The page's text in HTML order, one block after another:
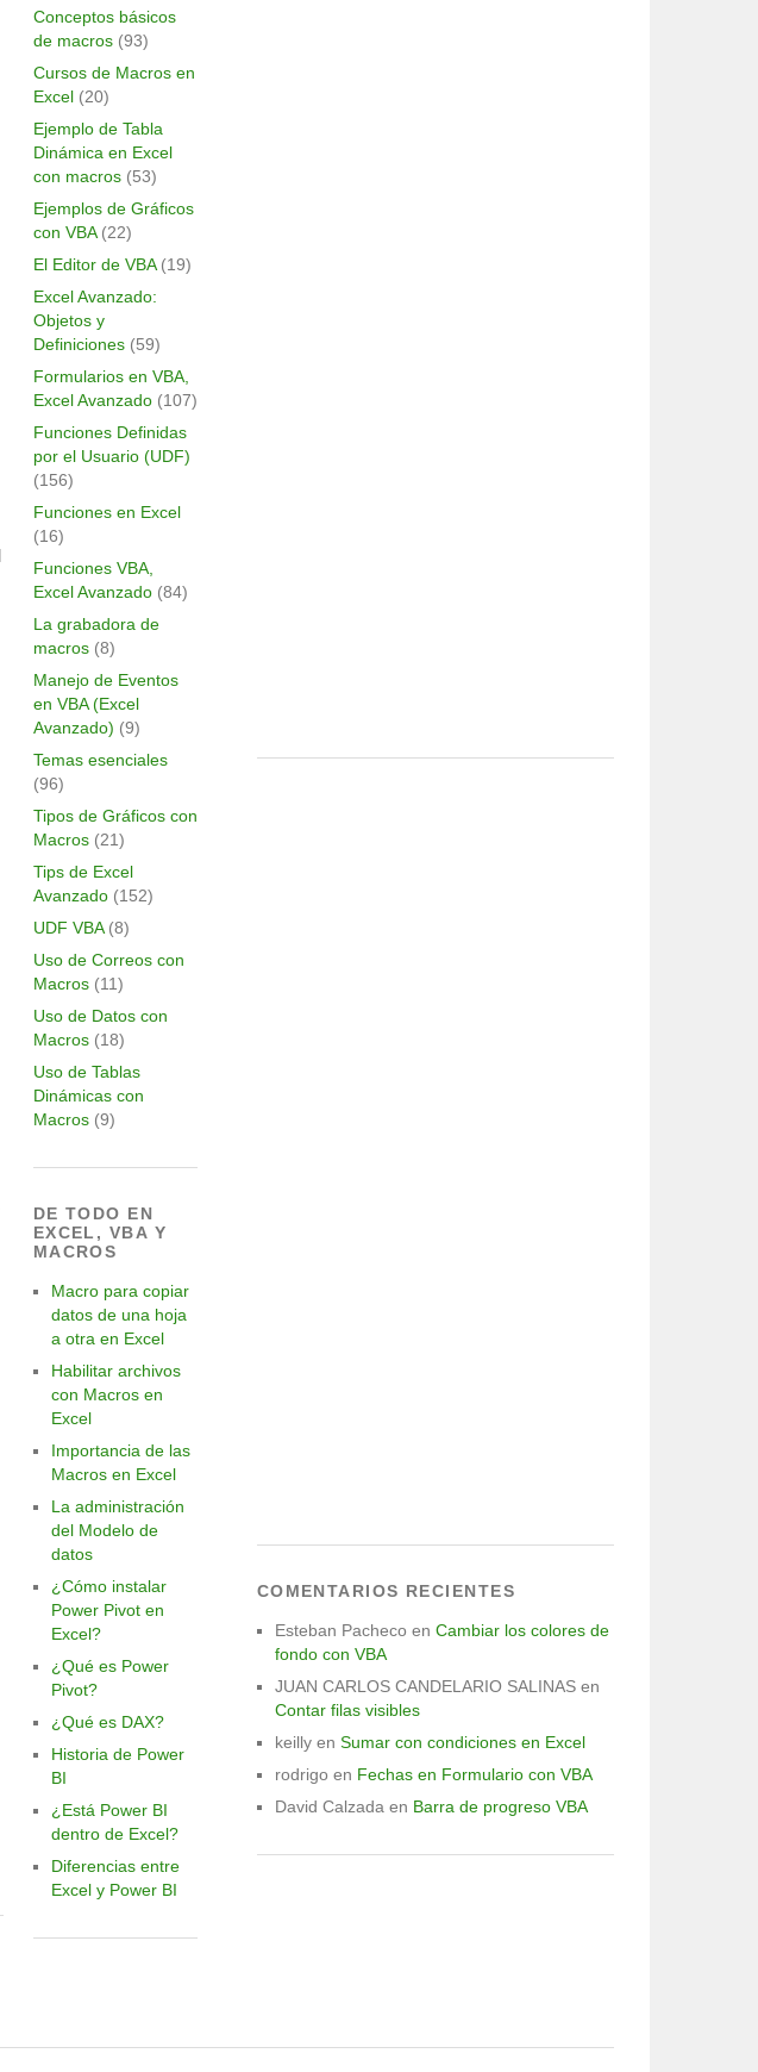
Conceptos básicos
de macros(93)
Cursos de Macros en
Excel(20)
Ejemplo de Tabla
Dinámica en Excel
con macros(53)
Ejemplos de Gráficos
con VBA(22)
El Editor de VBA(19)
Excel Avanzado:
Objetos y
Definiciones(59)
Formularios en VBA,
Excel Avanzado(107)
Funciones Definidas
por el Usuario (UDF)
(156)
Funciones en Excel
(16)
Funciones VBA,
Excel Avanzado(84)
La grabadora de
macros(8)
Manejo de Eventos
en VBA (Excel
Avanzado) (9)
Temas esenciales
(96)
Tipos de Gráficos con
Macros(21)
Tips de Excel
Avanzado(152)
UDF VBA(8)
Uso de Correos con
Macros(11)
Uso de Datos con
Macros(18)
Uso de Tablas
Dinámicas con
Macros(9)
DE TODO EN
EXCEL, VBA Y
MACROS
Macro para copiar
datos de una hoja
a otra en Excel
Habilitar archivos
con Macros en
Excel
Importancia de las
Macros en Excel
La administración
del Modelo de
datos
¿Cómo instalar
Power Pivot en
Excel?
¿Qué es Power
Pivot?
¿Qué es DAX?
Historia de Power
BI
¿Está Power BI
dentro de Excel?
Diferencias entre
Excel y Power BI
COMENTARIOS RECIENTES
Esteban Pacheco en Cambiar los colores de
fondo con VBA
JUAN CARLOS CANDELARIO SALINASen
Contar filas visibles
keillyen Sumar con condiciones en Excel
rodrigo en Fechas en Formulario con VBA
David Calzada en Barra de progreso VBA